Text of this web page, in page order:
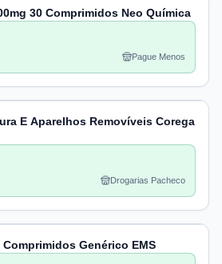
30 Comprimidos Neo Química
Pague Menos
E Aparelhos Removíveis Corega
Drogarias Pacheco
Genérico EMS